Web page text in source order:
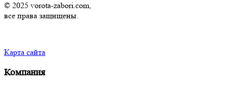
© 2025 vorota-zabori.com,
все права защищены.
Карта сайта
Компания